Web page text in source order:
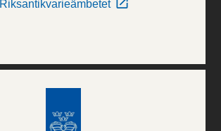
Riksantikvarieämbetet